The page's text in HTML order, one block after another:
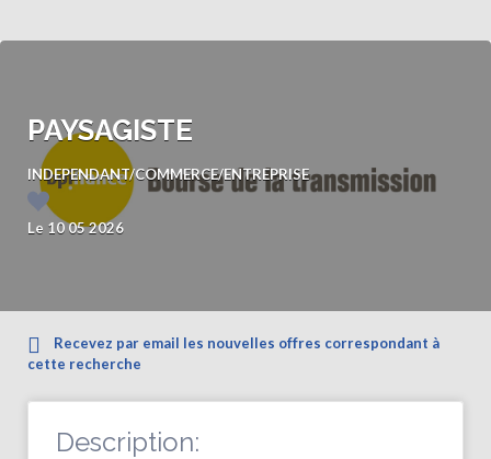
PAYSAGISTE
INDEPENDANT/COMMERCE/ENTREPRISE
Le 10 05 2026
Recevez par email les nouvelles offres correspondant à
cette recherche
Description: